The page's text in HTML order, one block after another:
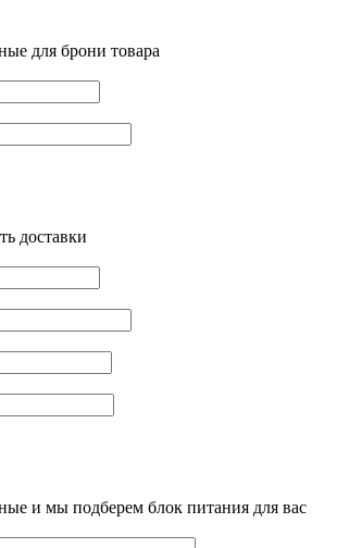
для брони товара
доставки
и мы подберем блок питания для вас